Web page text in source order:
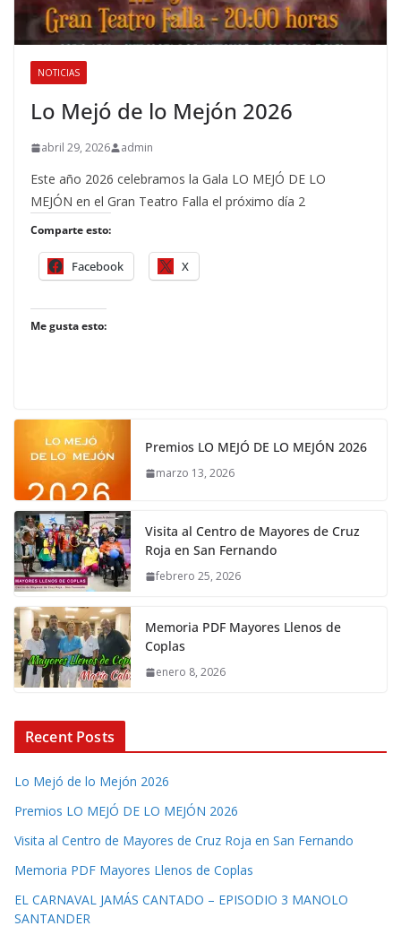
NOTICIAS
Lo Mejó de lo Mejón 2026
abril 29, 2026 admin
Este año 2026 celebramos la Gala LO MEJÓ DE LO
MEJÓN en el Gran Teatro Falla el próximo día 2
Comparte esto:
Facebook X
Me gusta esto:
Premios LO MEJÓ DE LO MEJÓN 2026
marzo 13, 2026
Visita al Centro de Mayores de Cruz
Roja en San Fernando
febrero 25, 2026
Memoria PDF Mayores Llenos de
Coplas
enero 8, 2026
Recent Posts
Lo Mejó de lo Mejón 2026
Premios LO MEJÓ DE LO MEJÓN 2026
Visita al Centro de Mayores de Cruz Roja en San Fernando
Memoria PDF Mayores Llenos de Coplas
EL CARNAVAL JAMÁS CANTADO – EPISODIO 3 MANOLO
SANTANDER